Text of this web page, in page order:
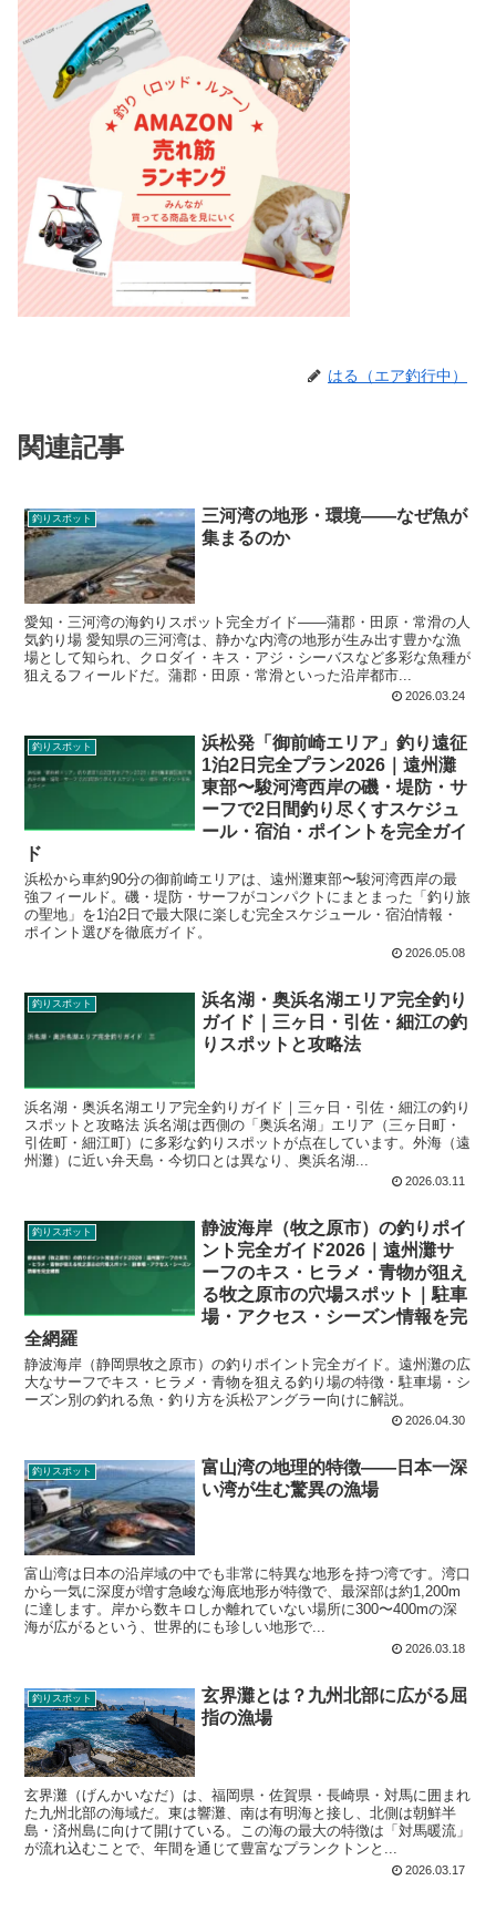
はる（エア釣行中）
関連記事
釣りスポット
三河湾の地形・環境——なぜ魚が
集まるのか
愛知・三河湾の海釣りスポット完全ガイド——蒲郡・田原・常滑の人
気釣り場 愛知県の三河湾は、静かな内湾の地形が生み出す豊かな漁
場として知られ、クロダイ・キス・アジ・シーバスなど多彩な魚種が
狙えるフィールドだ。蒲郡・田原・常滑といった沿岸都市...
2026.03.24
釣りスポット
浜松発「御前崎エリア」釣り遠征
1泊2日完全プラン2026｜遠州灘
東部〜駿河湾西岸の磯・堤防・サ
ーフで2日間釣り尽くすスケジュ
ール・宿泊・ポイントを完全ガイ
ド
浜松から車約90分の御前崎エリアは、遠州灘東部〜駿河湾西岸の最
強フィールド。磯・堤防・サーフがコンパクトにまとまった「釣り旅
の聖地」を1泊2日で最大限に楽しむ完全スケジュール・宿泊情報・
ポイント選びを徹底ガイド。
2026.05.08
釣りスポット
浜名湖・奥浜名湖エリア完全釣り
ガイド｜三ヶ日・引佐・細江の釣
りスポットと攻略法
浜名湖・奥浜名湖エリア完全釣りガイド｜三ヶ日・引佐・細江の釣り
スポットと攻略法 浜名湖は西側の「奥浜名湖」エリア（三ヶ日町・
引佐町・細江町）に多彩な釣りスポットが点在しています。外海（遠
州灘）に近い弁天島・今切口とは異なり、奥浜名湖...
2026.03.11
釣りスポット
静波海岸（牧之原市）の釣りポイ
ント完全ガイド2026｜遠州灘サ
ーフのキス・ヒラメ・青物が狙え
る牧之原市の穴場スポット｜駐車
場・アクセス・シーズン情報を完
全網羅
静波海岸（静岡県牧之原市）の釣りポイント完全ガイド。遠州灘の広
大なサーフでキス・ヒラメ・青物を狙える釣り場の特徴・駐車場・シ
ーズン別の釣れる魚・釣り方を浜松アングラー向けに解説。
2026.04.30
釣りスポット
富山湾の地理的特徴――日本一深
い湾が生む驚異の漁場
富山湾は日本の沿岸域の中でも非常に特異な地形を持つ湾です。湾口
から一気に深度が増す急峻な海底地形が特徴で、最深部は約1,200m
に達します。岸から数キロしか離れていない場所に300〜400mの深
海が広がるという、世界的にも珍しい地形で...
2026.03.18
釣りスポット
玄界灘とは？九州北部に広がる屈
指の漁場
玄界灘（げんかいなだ）は、福岡県・佐賀県・長崎県・対馬に囲まれ
た九州北部の海域だ。東は響灘、南は有明海と接し、北側は朝鮮半
島・済州島に向けて開けている。この海の最大の特徴は「対馬暖流」
が流れ込むことで、年間を通じて豊富なプランクトンと...
2026.03.17